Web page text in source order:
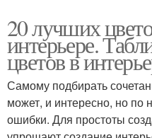
20 лучших
интерьере.
цветов в
Самому подбирать
может, и интересно, но по
ошибки. Для простоты